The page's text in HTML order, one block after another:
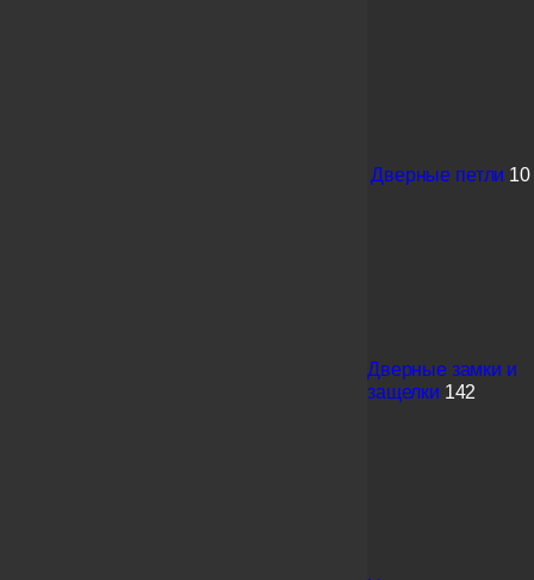
Дверные петли 10
Дверные замки и
защелки 142